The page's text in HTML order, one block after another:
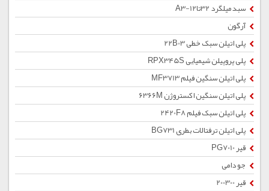
سبد میلگرد 32تا12-A3
آرگون
پلی اتیلن سبک خطی 22B03
پلی پروپیلن شیمیایی RPX345S
پلی اتیلن سنگین فیلم MF3713
پلی اتیلن سنگین اکستروژن 6366M
پلی اتیلن سبک فیلم 2420F8
پلی اتیلن ترفتالات بطری BG731
قیر PG7010
جو دامی
قیر 200300